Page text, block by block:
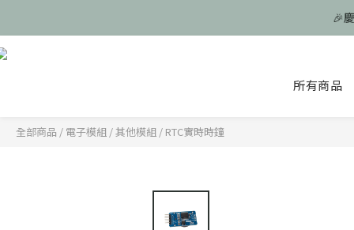
🎉
🎉
🎉
所有商品
全部商品 / 電子模組 /其他模組 / RTC實時時鐘